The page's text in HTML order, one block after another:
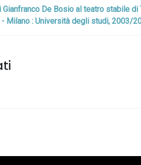
Gianfranco De Bosio al teatro stabile
- Milano : Università degli studi, 2003/